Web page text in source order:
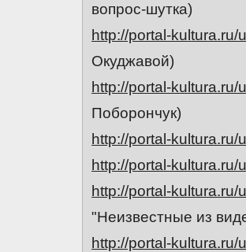
вопрос-шутка)
http://portal-
Окуджавой)
http://portal-
Поборончук)
http://portal-
http://portal-
http://portal-
"Неизвестные из
http://portal-